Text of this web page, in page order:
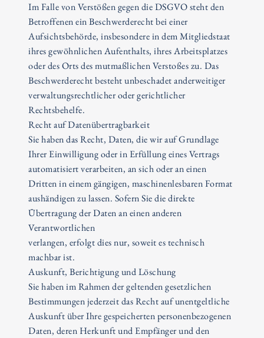
Im Falle von Verstößen gegen die DSGVO steht den
Betroffenen ein Beschwerderecht bei einer
Aufsichtsbehörde, insbesondere in dem Mitgliedstaat
ihres gewöhnlichen Aufenthalts, ihres Arbeitsplatzes
oder des Orts des mutmaßlichen Verstoßes zu. Das
Beschwerderecht besteht unbeschadet anderweitiger
verwaltungsrechtlicher oder gerichtlicher
Rechtsbehelfe.
Recht auf Datenübertragbarkeit
Sie haben das Recht, Daten, die wir auf Grundlage
Ihrer Einwilligung oder in Erfüllung eines Vertrags
automatisiert verarbeiten, an sich oder an einen
Dritten in einem gängigen, maschinenlesbaren Format
aushändigen zu lassen. Sofern Sie die direkte
Übertragung der Daten an einen anderen
Verantwortlichen
verlangen, erfolgt dies nur, soweit es technisch
machbar ist.
Auskunft, Berichtigung und Löschung
Sie haben im Rahmen der geltenden gesetzlichen
Bestimmungen jederzeit das Recht auf unentgeltliche
Auskunft über Ihre gespeicherten personenbezogenen
Daten, deren Herkunft und Empfänger und den